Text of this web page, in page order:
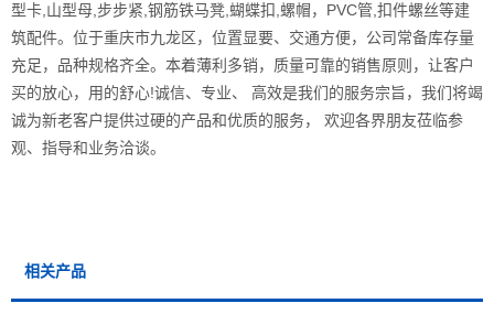
型卡,山型母,步步紧,钢筋铁马凳,蝴蝶扣,螺帽，PVC管,扣件螺丝等建
筑配件。位于重庆市九龙区，位置显要、交通方便，公司常备库存量
充足，品种规格齐全。本着薄利多销，质量可靠的销售原则，让客户
买的放心，用的舒心!诚信、专业、 高效是我们的服务宗旨，我们将竭
诚为新老客户提供过硬的产品和优质的服务， 欢迎各界朋友莅临参
观、指导和业务洽谈。
相关产品